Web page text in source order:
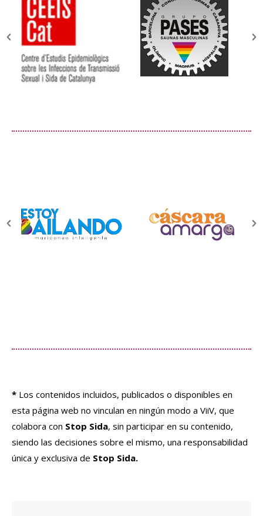
* Los contenidos incluidos, publicados o disponibles en
esta página web no vinculan en ningún modo a ViiV, que
colabora con Stop Sida, sin participar en su contenido,
siendo las decisiones sobre el mismo, una responsabilidad
única y exclusiva de Stop Sida.